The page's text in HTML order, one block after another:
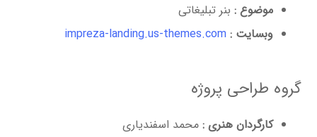
موضوع :بنر تبلیغاتی
وبسایت : impreza-landing.us-themes.com
گروه طراحی پروژه
کارگردان هنری :محمد اسفندیاری